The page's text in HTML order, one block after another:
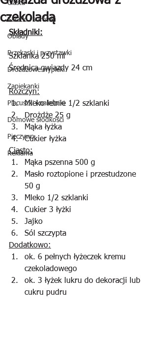
Ciasta
Sałatki i surówki
Obiady
Przekąski i przystawki
Drożdżowe wypieki
Zapiekanki
Placuszki i naleśniki
Domowe słodkości
Pieczywo
Reklama
czekoladą
Składniki:
Szklanka 250 ml
Średnica gwiazdy 24 cm
Rozczyn:
Mleko letnie 1/2 szklanki
Drożdże 25 g
Mąka łyżka
Cukier łyżka
Ciasto:
Mąka pszenna 500 g
Masło roztopione i przestudzone
50 g
Mleko 1/2 szklanki
Cukier 3 łyżki
Jajko
Sól szczypta
Dodatkowo:
ok. 6 pełnych łyżeczek kremu
czekoladowego
ok. 3 łyżek lukru do dekoracji lub
cukru pudru